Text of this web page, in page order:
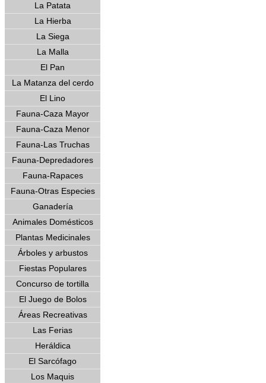
La Patata
La Hierba
La Siega
La Malla
El Pan
La Matanza del cerdo
El Lino
Fauna-Caza Mayor
Fauna-Caza Menor
Fauna-Las Truchas
Fauna-Depredadores
Fauna-Rapaces
Fauna-Otras Especies
Ganadería
Animales Domésticos
Plantas Medicinales
Árboles y arbustos
Fiestas Populares
Concurso de tortilla
El Juego de Bolos
Áreas Recreativas
Las Ferias
Heráldica
El Sarcófago
Los Maquis